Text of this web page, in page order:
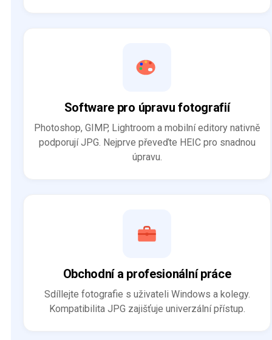
Software pro úpravu fotografií
Photoshop, GIMP, Lightroom a mobilní editory nativně
podporují JPG. Nejprve převeďte HEIC pro snadnou
úpravu.
Obchodní a profesionální práce
Sdíllejte fotografie s uživateli Windows a kolegy.
Kompatibilita JPG zajišťuje univerzální přístup.